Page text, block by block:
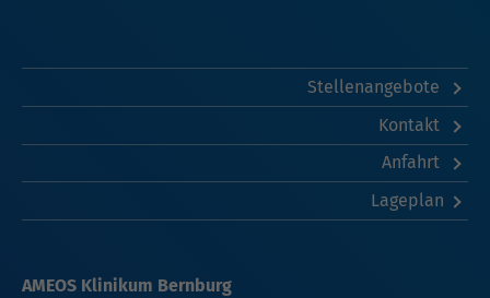
Stellenangebote
Kontakt
Anfahrt
Lageplan
AMEOS Klinikum Bernburg